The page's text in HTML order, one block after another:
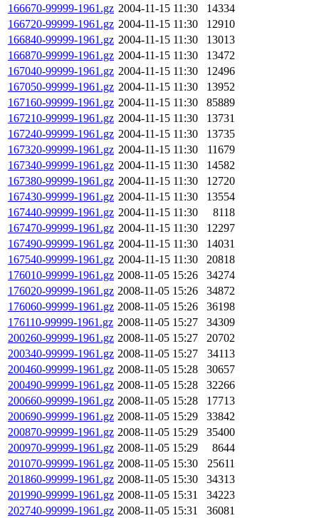
166670-99999-1961.gz 2004-11-15 11:30
14334
166720-99999-1961.gz 2004-11-15 11:30
12910
166840-99999-1961.gz 2004-11-15 11:30
13013
166870-99999-1961.gz 2004-11-15 11:30
13472
167040-99999-1961.gz 2004-11-15 11:30
12496
167050-99999-1961.gz 2004-11-15 11:30
13952
167160-99999-1961.gz 2004-11-15 11:30
85889
167210-99999-1961.gz 2004-11-15 11:30
13731
167240-99999-1961.gz 2004-11-15 11:30
13735
167320-99999-1961.gz 2004-11-15 11:30
11679
167340-99999-1961.gz 2004-11-15 11:30
14582
167380-99999-1961.gz 2004-11-15 11:30
12720
167430-99999-1961.gz 2004-11-15 11:30
13554
167440-99999-1961.gz 2004-11-15 11:30
8118
167470-99999-1961.gz 2004-11-15 11:30
12297
167490-99999-1961.gz 2004-11-15 11:30
14031
167540-99999-1961.gz 2004-11-15 11:30
20818
176010-99999-1961.gz 2008-11-05 15:26
34274
176020-99999-1961.gz 2008-11-05 15:26
34872
176060-99999-1961.gz 2008-11-05 15:26
36198
176110-99999-1961.gz 2008-11-05 15:27
34309
200260-99999-1961.gz 2008-11-05 15:27
20702
200340-99999-1961.gz 2008-11-05 15:27
34113
200460-99999-1961.gz 2008-11-05 15:28
30657
200490-99999-1961.gz 2008-11-05 15:28
32266
200660-99999-1961.gz 2008-11-05 15:28
17713
200690-99999-1961.gz 2008-11-05 15:29
33842
200870-99999-1961.gz 2008-11-05 15:29
35400
200970-99999-1961.gz 2008-11-05 15:29
8644
201070-99999-1961.gz 2008-11-05 15:30
25611
201860-99999-1961.gz 2008-11-05 15:30
34313
201990-99999-1961.gz 2008-11-05 15:31
34223
202740-99999-1961.gz 2008-11-05 15:31
36081